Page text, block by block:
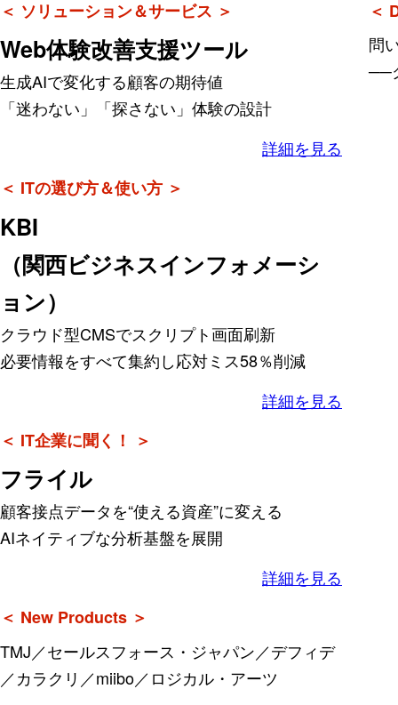
＜ ソリューション＆サービス ＞
Web体験改善支援ツール
生成AIで変化する顧客の期待値
「迷わない」「探さない」体験の設計
詳細を見る
＜ ITの選び方＆使い方 ＞
KBI
（関西ビジネスインフォメーシ
ョン）
クラウド型CMSでスクリプト画面刷新
必要情報をすべて集約し応対ミス58％削減
詳細を見る
＜ IT企業に聞く！ ＞
フライル
顧客接点データを“使える資産”に変える
AIネイティブな分析基盤を展開
詳細を見る
＜ New Products ＞
TMJ／セールスフォース・ジャパン／デフィデ
／カラクリ／miibo／ロジカル・アーツ
＜
問
──